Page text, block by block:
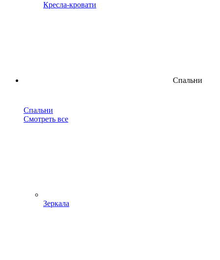
Кресла-кровати
Спальни
Спальни
Смотреть все
Зеркала